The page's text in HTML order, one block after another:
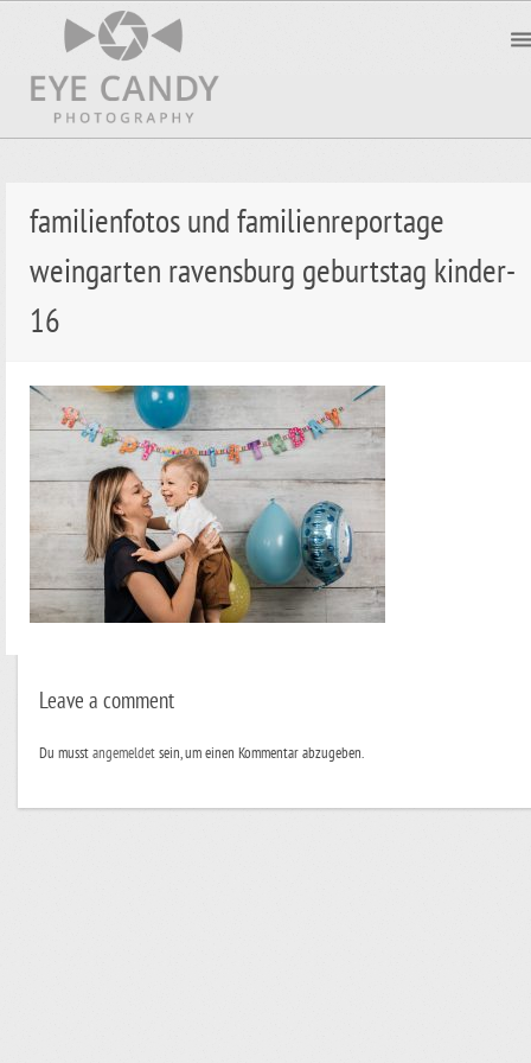
familienfotos und familienreportage
weingarten ravensburg geburtstag kinder-
16
Leave a comment
Du musstangemeldetsein, um einen Kommentar abzugeben.